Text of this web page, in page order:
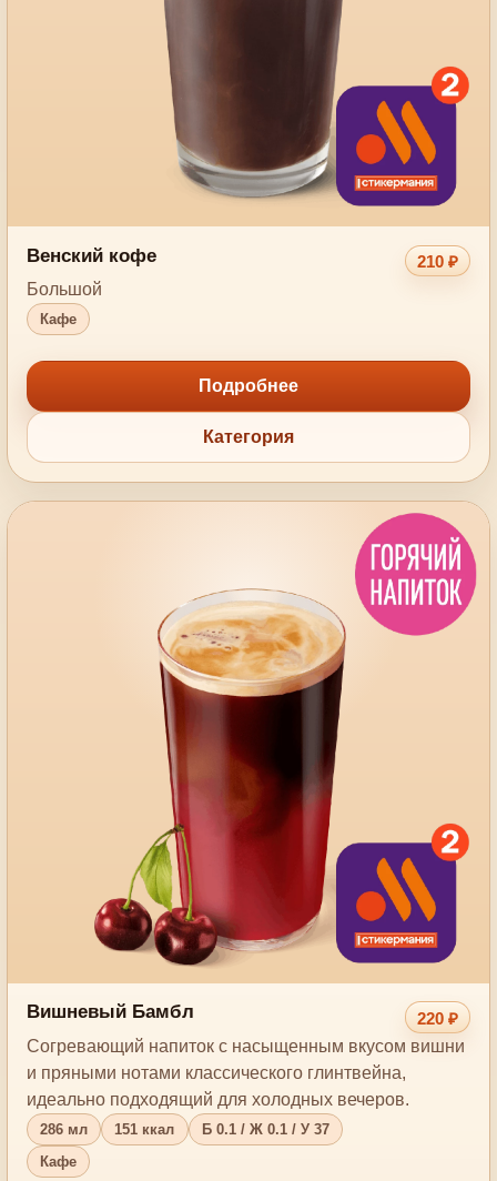
Венский кофе
210 ₽
Большой
Кафе
Подробнее
Категория
Вишневый Бамбл
220 ₽
Согревающий напиток с насыщенным вкусом вишни
и пряными нотами классического глинтвейна,
идеально подходящий для холодных вечеров.
286 мл 151 ккал
Б 0.1 / Ж 0.1 / У 37
Кафе